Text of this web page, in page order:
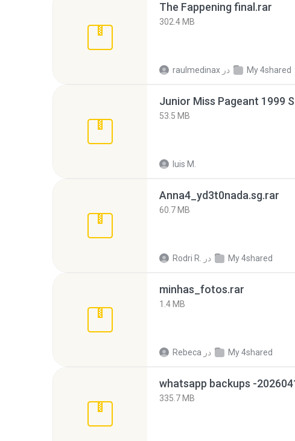
The Fappening final.rar
302.4 MB
raulmedinax در My 4shared
53.5 MB
luis M.
Anna4_yd3t0nada.sg.rar
60.7 MB
Rodri R. در My 4shared
minhas_fotos.rar
1.4 MB
Rebeca در My 4shared
335.7 MB